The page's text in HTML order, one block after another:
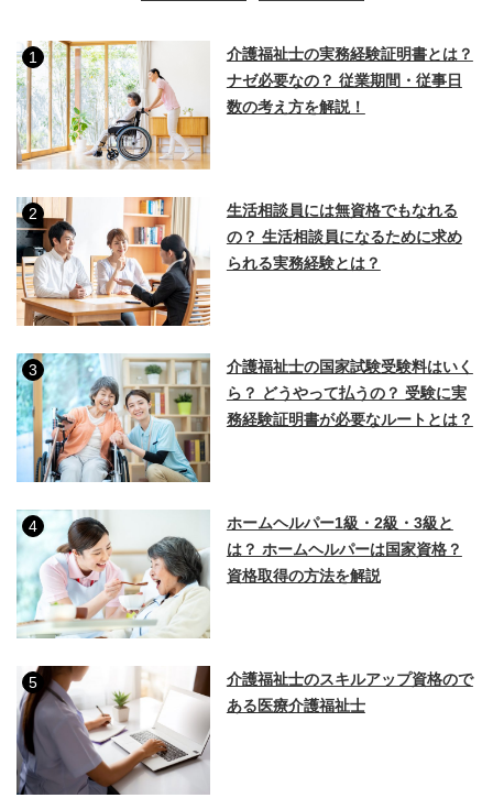
1
介護福祉士の実務経験証明書とは？
ナゼ必要なの？ 従業期間・従事日
数の考え方を解説！
2
生活相談員には無資格でもなれる
の？ 生活相談員になるために求め
られる実務経験とは？
3
介護福祉士の国家試験受験料はいく
ら？ どうやって払うの？ 受験に実
務経験証明書が必要なルートとは？
4
ホームヘルパー1級・2級・3級と
は？ ホームヘルパーは国家資格？
資格取得の方法を解説
5
介護福祉士のスキルアップ資格ので
ある医療介護福祉士